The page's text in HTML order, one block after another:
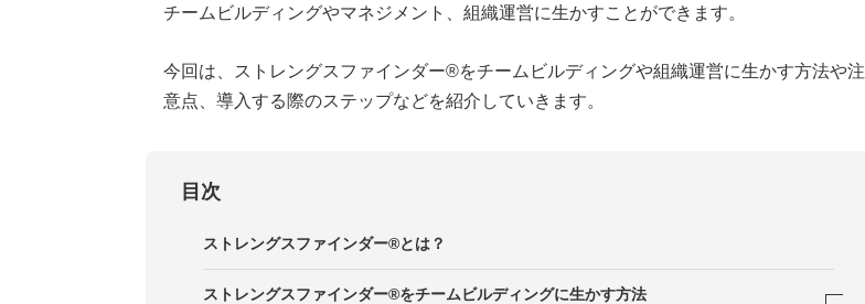
チームビルディングやマネジメント、組織運営に生かすことができます。
今回は、ストレングスファインダー®をチームビルディングや組織運営に生かす方法や注
意点、導入する際のステップなどを紹介していきます。
目次
ストレングスファインダー®とは？
ストレングスファインダー®をチームビルディングに生かす方法